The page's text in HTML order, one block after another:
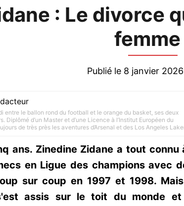
: Le divorce
femme
Publié le 8 janvier
entre le ballon rond du football et le orange du basket, ses deux
d’un Master et d’une Licence à l’Institut Européen du
de très près les aventures d’Arsenal et des Los Angeles
ans. Zinedine Zidane a tout connu
en Ligue des champions avec
sur coup en 1997 et 1998.
assis sur le toit du monde